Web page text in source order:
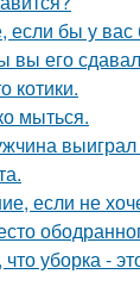
если бы у
вы его
котики.
мыться.
если не
уборка -